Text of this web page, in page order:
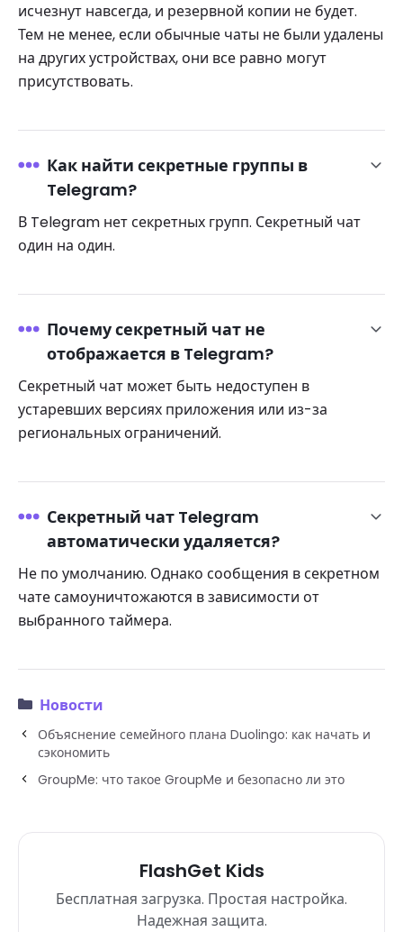
исчезнут навсегда, и резервной копии не будет.
Тем не менее, если обычные чаты не были удалены
на других устройствах, они все равно могут
присутствовать.
Как найти секретные группы в
Telegram?
В Telegram нет секретных групп. Секретный чат
один на один.
Почему секретный чат не
отображается в Telegram?
Секретный чат может быть недоступен в
устаревших версиях приложения или из-за
региональных ограничений.
Секретный чат Telegram
автоматически удаляется?
Не по умолчанию. Однако сообщения в секретном
чате самоуничтожаются в зависимости от
выбранного таймера.
Новости
Объяснение семейного плана Duolingo: как начать и
сэкономить
GroupMe: что такое GroupMe и безопасно ли это
FlashGet Kids
Бесплатная загрузка. Простая настройка.
Надежная защита.